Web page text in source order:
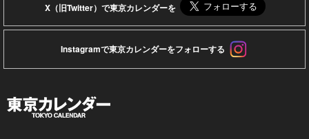
X（旧Twitter）で東京カレンダーを
Instagramで東京カレンダーをフォローする